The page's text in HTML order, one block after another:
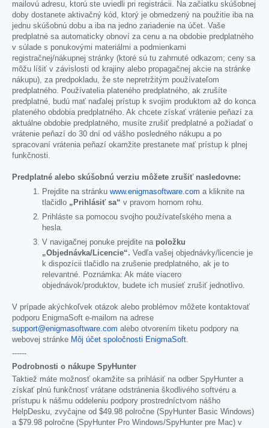
mailovú adresu, ktorú ste uviedli pri registrácii. Na začiatku skúšobnej
doby dostanete aktivačný kód, ktorý je obmedzený na použitie iba na
jednu skúšobnú dobu a iba na jedno zariadenie na účet. Vaše
predplatné sa automaticky obnoví za cenu a na obdobie predplatného
v súlade s ponukovými materiálmi a podmienkami
registračnej/nákupnej stránky (ktoré sú tu zahrnuté odkazom; ceny sa
môžu líšiť v závislosti od krajiny alebo propagačnej akcie na stránke
nákupu), za predpokladu, že ste nepretržitým používateľom
predplatného. Používatelia plateného predplatného, ak zrušíte
predplatné, budú mať naďalej prístup k svojim produktom až do konca
plateného obdobia predplatného. Ak chcete získať vrátenie peňazí za
aktuálne obdobie predplatného, musíte zrušiť predplatné a požiadať o
vrátenie peňazí do 30 dní od vášho posledného nákupu a po
spracovaní vrátenia peňazí okamžite prestanete mať prístup k plnej
funkčnosti.
Predplatné alebo skúšobnú verziu môžete zrušiť nasledovne:
Prejdite na stránku www.enigmasoftware.com a kliknite na
tlačidlo „Prihlásiť sa“ v pravom hornom rohu.
Prihláste sa pomocou svojho používateľského mena a
hesla.
V navigačnej ponuke prejdite na položku
„Objednávka/Licencie“. Vedľa vašej objednávky/licencie je
k dispozícii tlačidlo na zrušenie predplatného, ak je to
relevantné. Poznámka: Ak máte viacero
objednávok/produktov, budete ich musieť zrušiť jednotlivo.
V prípade akýchkoľvek otázok alebo problémov môžete kontaktovať
podporu EnigmaSoft e-mailom na adrese
support@enigmasoftware.com alebo otvorením tiketu podpory na
webovej stránke Môj účet spoločnosti EnigmaSoft.
------
Podrobnosti o nákupe SpyHunter
Taktiež máte možnosť okamžite sa prihlásiť na odber SpyHunter a
získať plnú funkčnosť vrátane odstránenia škodlivého softvéru a
prístupu k nášmu oddeleniu podpory prostredníctvom nášho
HelpDesku, zvyčajne od $49.98 polročne (SpyHunter Basic Windows)
a $79.98 polročne (SpyHunter Pro Windows/SpyHunter pre Mac) v